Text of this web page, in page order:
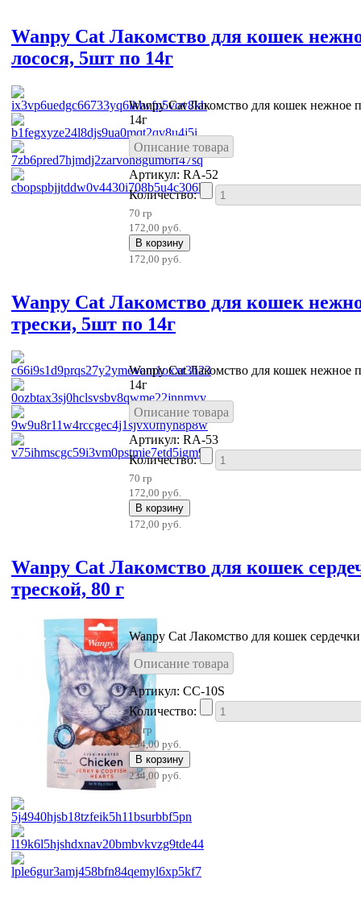
Wanpy Cat Лакомство для кошек
лосося, 5шт по 14г
Wanpy Cat Лакомство для кошек нежное
14г
Описание товара
Артикул: RA-52
Количество:
70 гр
172,00 руб.
172,00 руб.
Wanpy Cat Лакомство для кошек
трески, 5шт по 14г
Wanpy Cat Лакомство для кошек нежное
14г
Описание товара
Артикул: RA-53
Количество:
70 гр
172,00 руб.
172,00 руб.
Wanpy Cat Лакомство для кошек
треской, 80 г
Wanpy Cat Лакомство для кошек
Описание товара
Артикул: CC-10S
Количество:
80 гр
234,00 руб.
234,00 руб.